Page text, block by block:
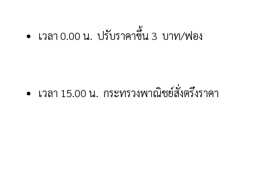
เวลา 0.00 น. ปรับราคาขึ้น 3 บาท/ฟอง
เวลา 15.00 น. กระทรวงพาณิชย์สั่งตรึงราคา